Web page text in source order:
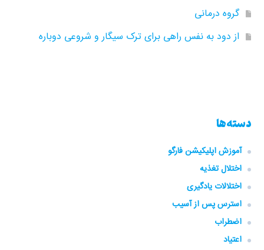
گروه‌ درمانی
از دود به نفس راهی برای ترک سیگار و شروعی دوباره
دسته‌ها
آموزش اپلیکیشن فارگو
اختلال تغذیه
اختلالات یادگیری
استرس پس از آسیب
اضطراب
اعتیاد